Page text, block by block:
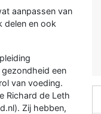
aanpassen van
delen en ook
een
van voeding.
Richard de Leth
Zij hebben,